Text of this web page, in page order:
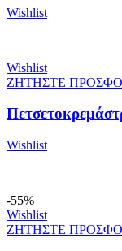
Wishlist
Wishlist
ΖΗΤΗΣΤΕ
Wishlist
-55%
Wishlist
ΖΗΤΗΣΤΕ